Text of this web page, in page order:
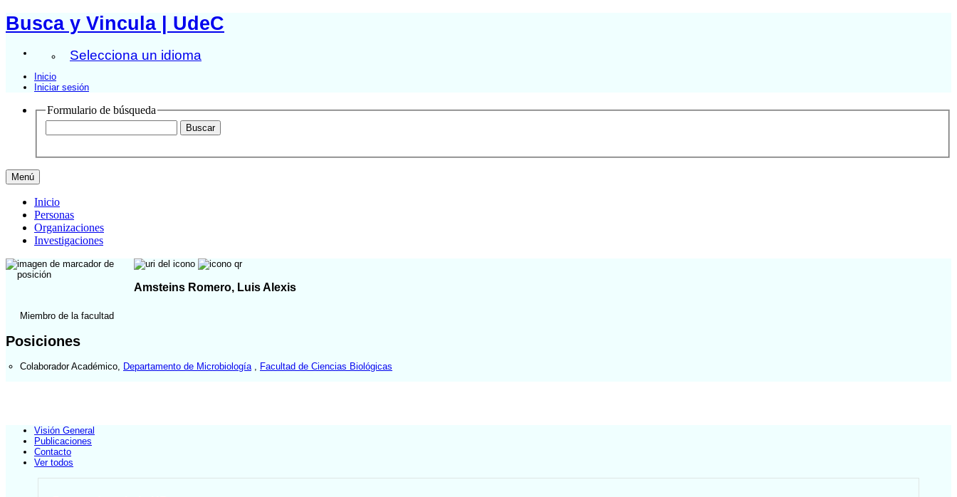
Busca y Vincula | UdeC
Selecciona un idioma
Inicio
Iniciar sesión
Formulario de búsqueda
Menú
Inicio
Personas
Organizaciones
Investigaciones
Amsteins Romero, Luis Alexis
Miembro de la facultad
Posiciones
Colaborador Académico Departamento de Microbiología Facultad de Ciencias Biológicas
Visión General
Publicaciones
Contacto
Ver todos